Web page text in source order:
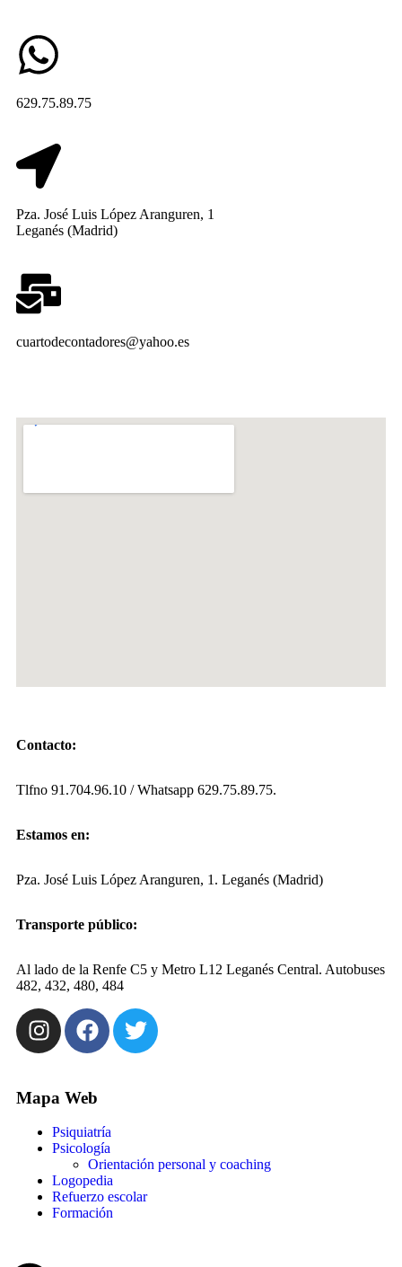
629.75.89.75
Pza. José Luis López Aranguren, 1
Leganés (Madrid)
cuartodecontadores@yahoo.es
Contacto:
Tlfno 91.704.96.10 / Whatsapp 629.75.89.75.
Estamos en:
Pza. José Luis López Aranguren, 1. Leganés (Madrid)
Transporte público:
Al lado de la Renfe C5 y Metro L12 Leganés Central. Autobuses
482, 432, 480, 484
Mapa Web
Psiquiatría
Psicología
Orientación personal y coaching
Logopedia
Refuerzo escolar
Formación